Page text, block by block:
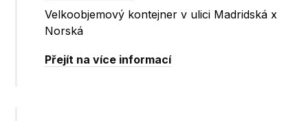
Velkoobjemový kontejner v ulici Madridská x
Norská
Přejít na více informací